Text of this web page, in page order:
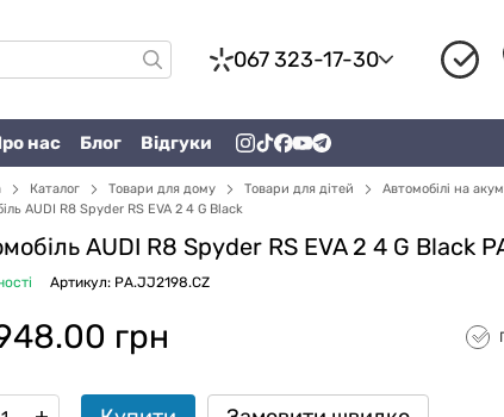
067 323-17-30
нас Блог Відгуки
Каталог Товари для дому Товари для дітей
Автомобілі на
AUDI R8 Spyder RS ​​EVA 2 4 G Black
AUDI R8 Spyder RS ​​EVA 2 4 G Black
Артикул: PA.JJ2198.CZ
грн